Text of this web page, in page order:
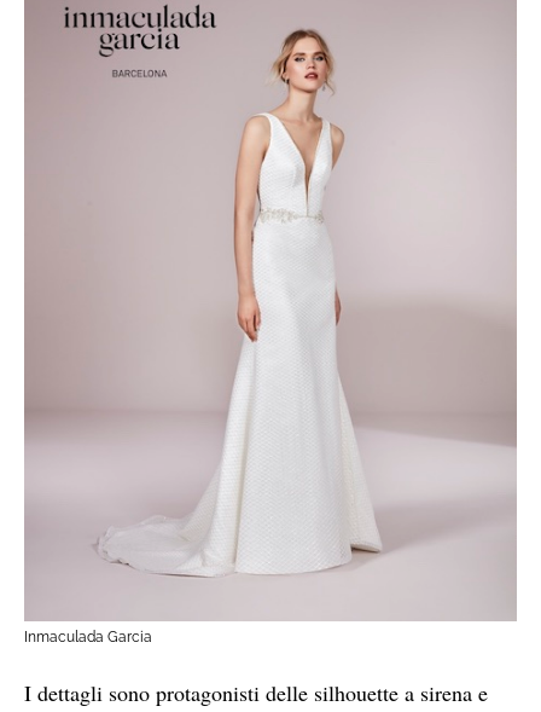
Inmaculada Garcia
I dettagli sono protagonisti delle silhouette a sirena e